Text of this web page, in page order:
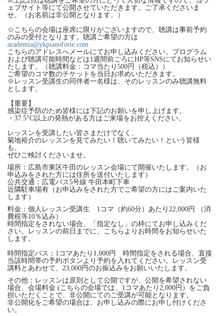
ェブサイト等にて公開させていただきます。ご了承くださいま
せ。（お名前は非公開となります。）
☆こちらの会場は座席に限りがございますので、聴講は事前予約
のみの受付となります。聴講ご希望の方は
academia@ykpianoforte.com
こちらのアドレスへメールにてお申し込みください。プログラム
および聴講可能時間などは1週間前ごろにHP等SNSにてお知らせい
たします。（聴講料金：コマ当たり500円（税込））
ご希望のコマ数のチケットを当日お求めいただきます。
※レッスン受講生の同伴者一名様は、そのレッスンのみ聴講無料
とします。
【重要】
感染症予防のため皆様には下記のお願いを申し上げます。
・37.5°C以上の発熱がある方はご来場をお控えください。
レッスンを受講したい皆さまだけでなく、
菊地裕介のレッスンを見てみたい！聴いてみたい！という皆様
も、
ぜひご検討くださいませ。
場所：広島市東区牛田のレッスン会場にて開催いたします。（お
申込みをされた方には住所を送付いたします）
公共交通：広電バス5号線 牛田本町下車
近隣駐車場有（お申込みをされた方でご希望の方にはご案内いた
します）
料金：個人レッスン受講生 1コマ（約60分）あたり22,000円 （消
費税等10％込み）
時間指定をされない場合、「指定なし」の枠にてお申し込みくだ
さい。レッスンの前日までに、こちらよりお時間をお知らせいた
します。
時間指定パス：1コマあたり1,000円 時間指定をされる場合、直接
当該時間帯の予約ボタンより予約を入れてください。レッスン受
講料とあわせて、23,000円のお振込みをお願いいたします。
その他：レッスンは原則として公開ですが、公開を希望されない
場合、会場料金 (こちらの会場では、1コマあたり2,000円）をご負
担いただくことで、非公開にてのご受講が可能となります。
非公開化をご希望の場合は、お申し込みの際にお申し付けくださ
い。